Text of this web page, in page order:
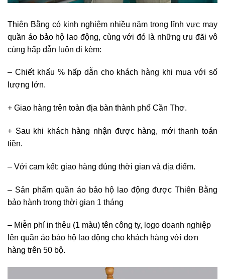
Thiên Bằng có kinh nghiệm nhiều năm trong lĩnh vực may
quần áo bảo hộ lao động, cùng với đó là những ưu đãi vô
cùng hấp dẫn luôn đi kèm:
– Chiết khấu % hấp dẫn cho khách hàng khi mua với số
lượng lớn.
+ Giao hàng trên toàn địa bàn thành phố Cần Thơ.
+ Sau khi khách hàng nhận được hàng, mới thanh toán
tiền.
– Với cam kết: giao hàng đúng thời gian và địa điểm.
– Sản phẩm quần áo bảo hộ lao động được Thiên Bằng
bảo hành trong thời gian 1 tháng
– Miễn phí in thêu (1 màu) tên công ty, logo doanh nghiệp
lên quần áo bảo hộ lao động cho khách hàng với đơn
hàng trên 50 bộ.